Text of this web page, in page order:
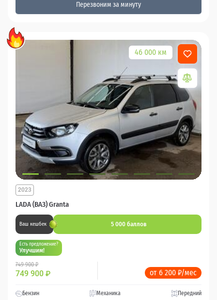
Перезвоним за минуту
46 000 км
LADA (ВАЗ) Granta
2023
Ваш кешбек 5 000 баллов
Есть предложение?
Улучшим!
749 900 ₽
749 900 ₽ от 6 200 ₽/мес
Бензин Механика Передний